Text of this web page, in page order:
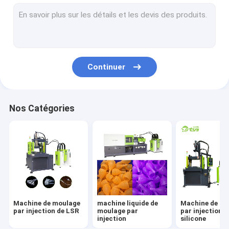
Machine menstruelle de fabrication de tasse
Continuer
Nos Catégories
Machine de moulage
par injection de LSR
machine liquide de
moulage par
injection
Machine de
par injection
silicone